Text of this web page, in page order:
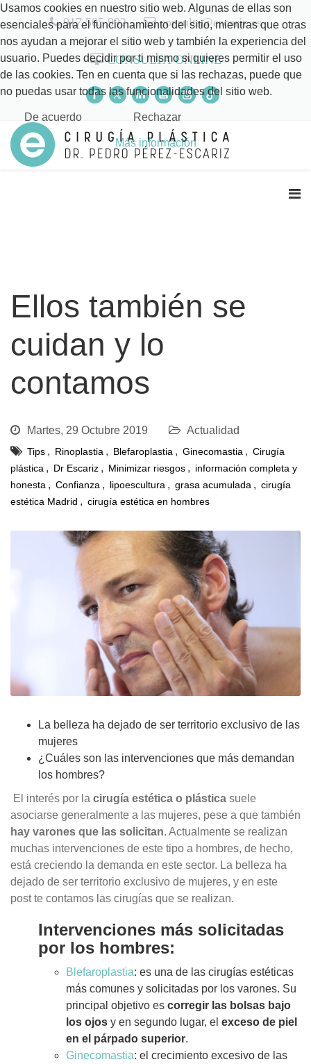
917 505 992 consulta@escariz.es
CONSULTA ONLINE
Ellos también se
cuidan y lo
contamos
Martes, 29 Octubre 2019 Actualidad
Tips , Rinoplastia , Blefaroplastia , Ginecomastia , Cirugía
plástica , Dr Escariz , Minimizar riesgos , información completa y
honesta , Confianza , lipoescultura , grasa acumulada , cirugía
estética Madrid , cirugía estética en hombres
La belleza ha dejado de ser territorio exclusivo de las
mujeres
¿Cuáles son las intervenciones que más demandan
los hombres?
El interés por la cirugía estética o plástica suele
asociarse generalmente a las mujeres, pese a que también
hay varones que las solicitan. Actualmente se realizan
muchas intervenciones de este tipo a hombres, de hecho,
está creciendo la demanda en este sector. La belleza ha
dejado de ser territorio exclusivo de mujeres, y en este
post te contamos las cirugías que se realizan.
Intervenciones más solicitadas
por los hombres:
Blefaroplastia: es una de las cirugías estéticas
más comunes y solicitadas por los varones. Su
principal objetivo es corregir las bolsas bajo
los ojos y en segundo lugar, el exceso de piel
en el párpado superior.
Ginecomastia: el crecimiento excesivo de las
Usamos cookies en nuestro sitio web. Algunas de ellas son
esenciales para el funcionamiento del sitio, mientras que otras
nos ayudan a mejorar el sitio web y también la experiencia del
usuario. Puedes decidir por ti mismo si quieres permitir el uso
de las cookies. Ten en cuenta que si las rechazas, puede que
no puedas usar todas las funcionalidades del sitio web.
De acuerdo Rechazar
Más información